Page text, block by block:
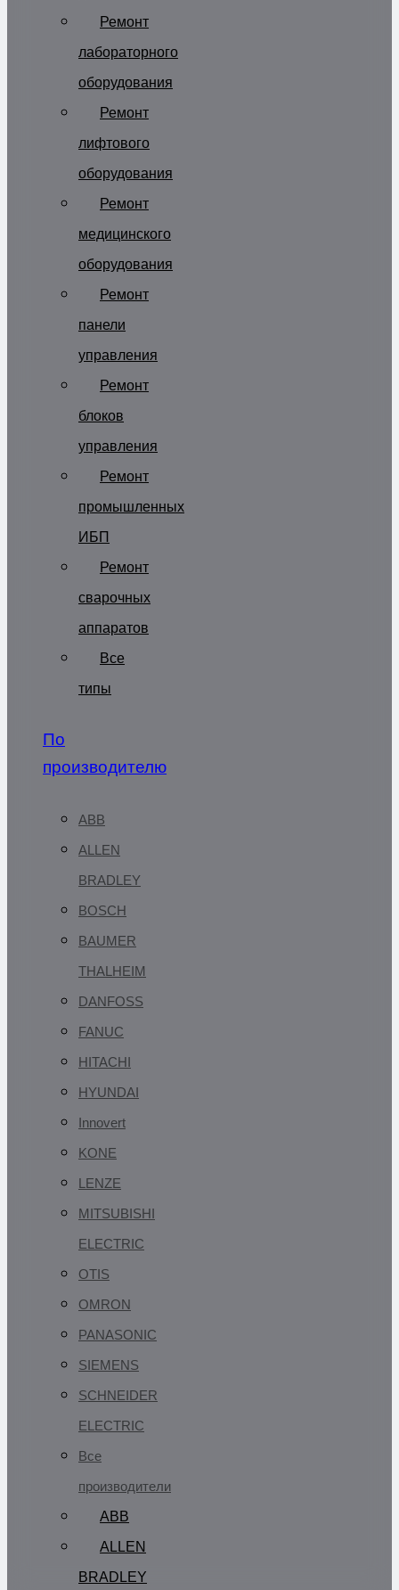
Ремонт
лабораторного
оборудования
Ремонт
лифтового
оборудования
Ремонт
медицинского
оборудования
Ремонт
панели
управления
Ремонт
блоков
управления
Ремонт
промышленных
ИБП
Ремонт
сварочных
аппаратов
Все
типы
По
производителю
ABB
ALLEN
BRADLEY
BOSCH
BAUMER
THALHEIM
DANFOSS
FANUC
HITACHI
HYUNDAI
Innovert
KONE
LENZE
MITSUBISHI
ELECTRIC
OTIS
OMRON
PANASONIC
SIEMENS
SCHNEIDER
ELECTRIC
Все
производители
ABB
ALLEN
BRADLEY